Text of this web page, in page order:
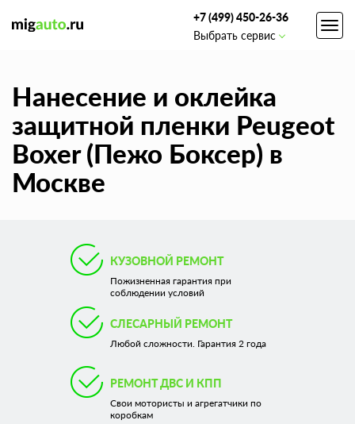
+7 (499) 450-26-36
Выбрать сервис
Нанесение и оклейка
защитной пленки Peugeot
Boxer (Пежо Боксер) в
Москве
КУЗОВНОЙ РЕМОНТ
Пожизненная гарантия при
соблюдении условий
СЛЕСАРНЫЙ РЕМОНТ
Любой сложности. Гарантия 2 года
РЕМОНТ ДВС И КПП
Свои мотористы и агрегатчики по
коробкам